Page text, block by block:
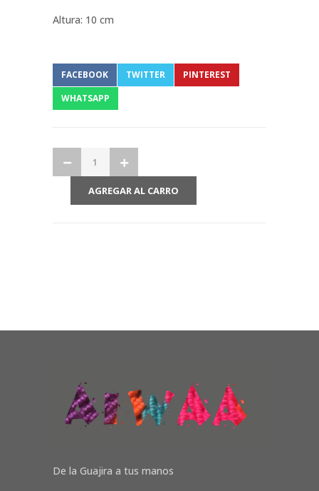
Altura: 10 cm
FACEBOOK TWITTER
PINTEREST
WHATSAPP
De la Guajira a tus manos